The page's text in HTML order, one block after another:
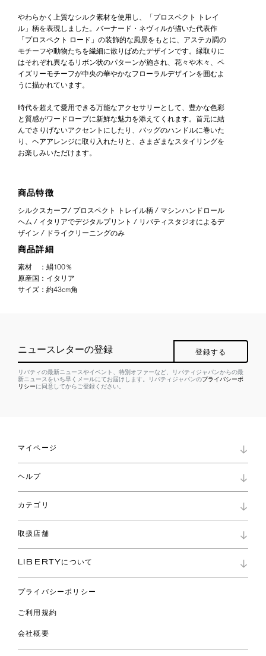
やわらかく上質なシルク素材を使用し、「プロスペクト トレイ
ル」柄を表現しました。バーナード・ネヴィルが描いた代表作
「プロスペクト ロード」の装飾的な風景をもとに、アステカ調の
モチーフや動物たちを繊細に散りばめたデザインです。縁取りに
はそれぞれ異なるリボン状のパターンが施され、花々や木々、ペ
イズリーモチーフが中央の華やかなフローラルデザインを囲むよ
うに描かれています。
時代を超えて愛用できる万能なアクセサリーとして、豊かな色彩
と質感がワードローブに新鮮な魅力を添えてくれます。首元に結
んでさりげないアクセントにしたり、バッグのハンドルに巻いた
り、ヘアアレンジに取り入れたりと、さまざまなスタイリングを
お楽しみいただけます。
商品特徴
シルクスカーフ/ プロスペクト トレイル柄 / マシンハンドロール
ヘム / イタリアでデジタルプリント / リバティスタジオによるデ
ザイン / ドライクリーニングのみ
商品詳細
素材 ： 絹100％
原産国 ： イタリア
サイズ ： 約43cm角
ニュースレターの登録 登録する
リバティの最新ニュースやイベント、特別オファーなど、リバティジャパンからの最
新ニュースをいち早くメールにてお届けします。リバティジャパンのプライバシーポ
リシーに同意してからご登録ください。
マイページ
ロイヤリティプログラム
パスワード再設定
ショッピングバッグ
ヘルプ
お問い合わせ
よくあるご質問
ご利用ガイド
カテゴリ
コレクション
ファブリックス
バッグ
ウェア
ライフスタイル
スペシャル
取扱店舗
リバティ・ファブリックス
LIBERTYについて
プライバシーポリシー
ご利用規約
会社概要